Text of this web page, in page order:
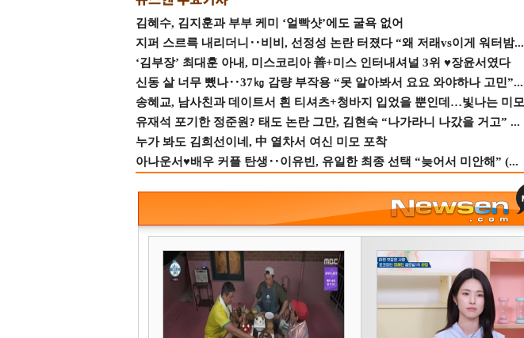
김혜수, 김지훈과 부부 케미 ‘얼빡샷’에도 굴욕 없어
지퍼 스르륵 내리더니‥비비, 선정성 논란 터졌다 “왜 저래vs이게 워터밤...
‘김부장’ 최대훈 아내, 미스코리아 善+미스 인터내셔널 3위 ♥장윤서였다
신동 살 너무 뺐나‥37㎏ 감량 부작용 “못 알아봐서 요요 와야하나 고민”...
송혜교, 남사친과 데이트서 흰 티셔츠+청바지 입었을 뿐인데…빛나는 미모
유재석 포기한 정준원? 태도 논란 그만, 김현숙 “나가라니 나갔을 거고” ...
누가 봐도 김희선이네, 中 열차서 여신 미모 포착
아나운서♥배우 커플 탄생‥이유빈, 유일한 최종 선택 “늦어서 미안해” (...